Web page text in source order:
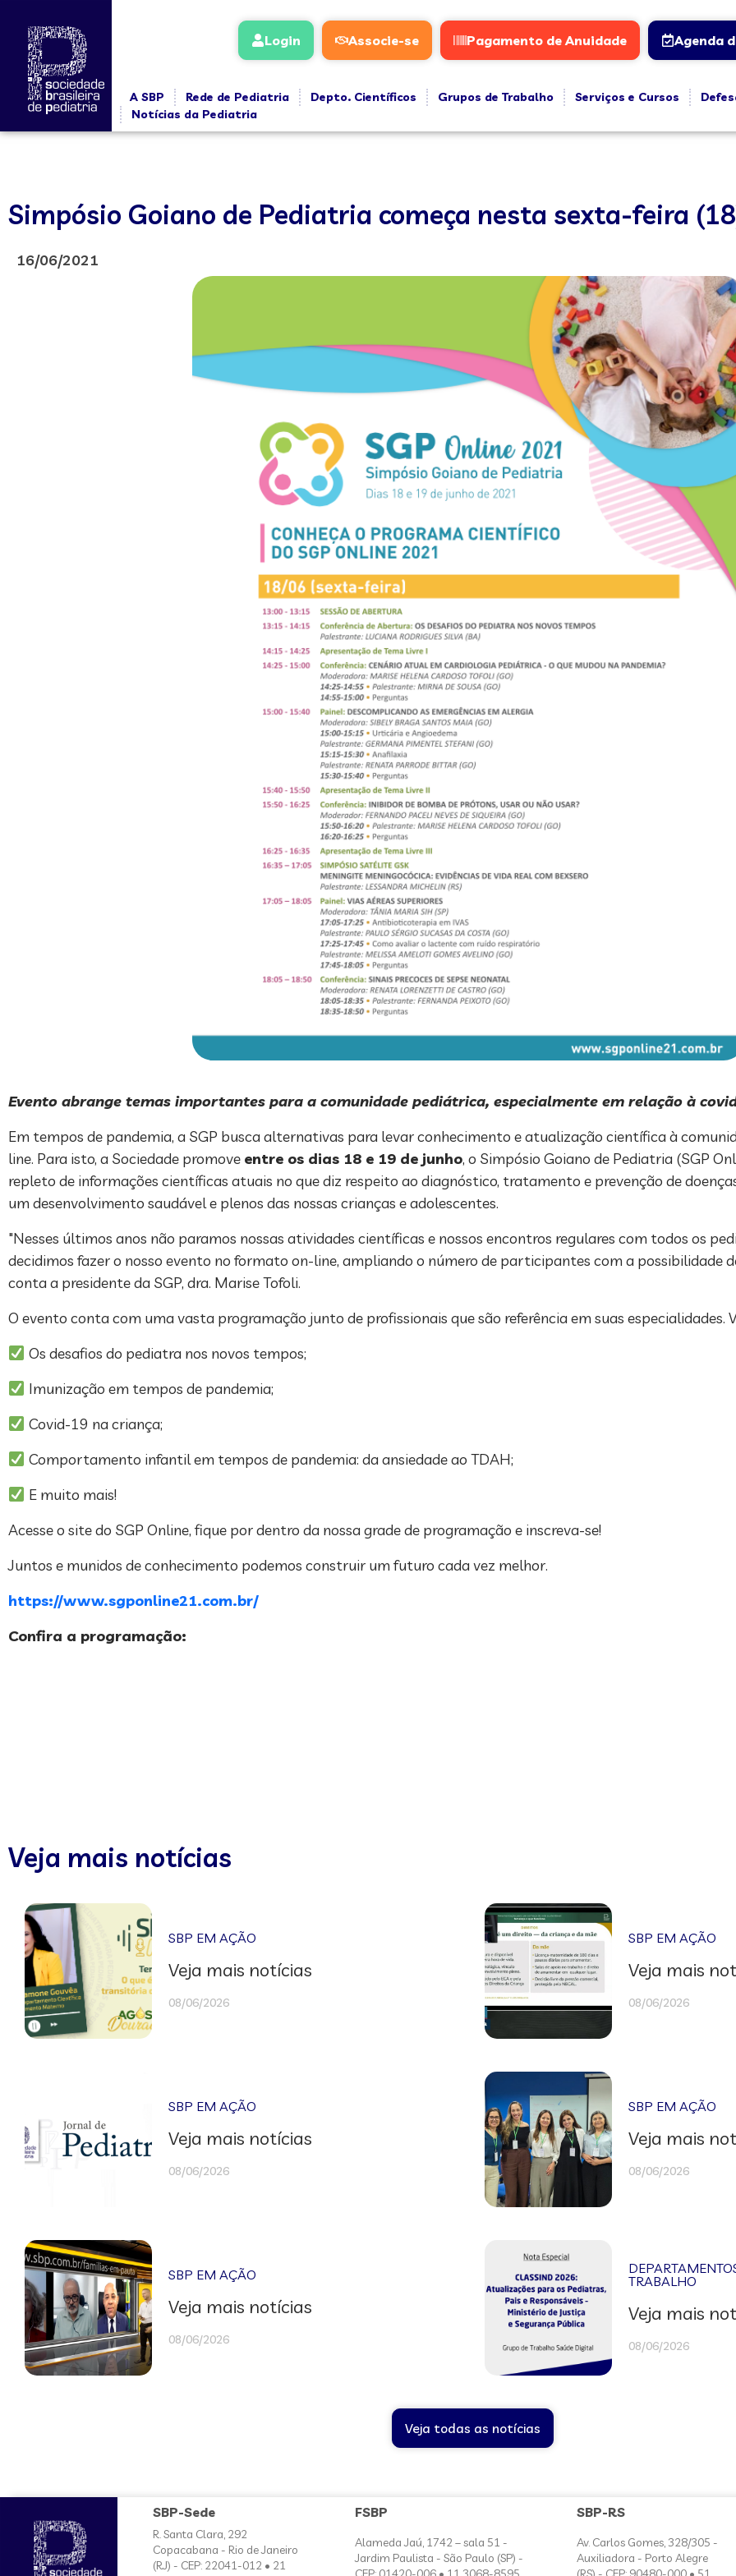
Login Associe-se Pagamento de Anuidade Agenda
A SBP Rede de Pediatria Depto. Científicos Grupos de Trabalho Serviços e Cursos
Notícias da Pediatria
Simpósio Goiano de Pediatria começa nesta sexta-feira
16/06/2021
Evento abrange temas importantes para a comunidade pediátrica, especialmente em relação à
Em tempos de pandemia, a SGP busca alternativas para levar conhecimento e atualização científica à
line. Para isto, a Sociedade promove entre os dias 18 e 19 de junho, o Simpósio Goiano de Pediatria (SGP
repleto de informações científicas atuais no que diz respeito ao diagnóstico, tratamento e prevenção de
um desenvolvimento saudável e plenos das nossas crianças e adolescentes.
"Nesses últimos anos não paramos nossas atividades científicas e nossos encontros regulares com todos os
decidimos fazer o nosso evento no formato on-line, ampliando o número de participantes com a possibilidade
conta a presidente da SGP, dra. Marise Tofoli.
O evento conta com uma vasta programação junto de profissionais que são referência em suas especialidades.
Os desafios do pediatra nos novos tempos;
Imunização em tempos de pandemia;
Covid-19 na criança;
Comportamento infantil em tempos de pandemia: da ansiedade ao TDAH;
E muito mais!
Acesse o site do SGP Online, fique por dentro da nossa grade de programação e inscreva-se!
Juntos e munidos de conhecimento podemos construir um futuro cada vez melhor.
https://www.sgponline21.com.br/
Confira a programação:
Veja mais notícias
SBP EM AÇÃO
Veja mais notícias
08/06/2026
SBP EM AÇÃO
Veja mais
08/06/2026
SBP EM AÇÃO
Veja mais notícias
08/06/2026
SBP EM AÇÃO
Veja mais
08/06/2026
SBP EM AÇÃO
Veja mais notícias
08/06/2026
TRABALHO
Veja mais
08/06/2026
Veja todas as notícias
SBP-Sede
R. Santa Clara, 292
Copacabana - Rio de Janeiro
(RJ) - CEP: 22041-012 • 21
FSBP
Alameda Jaú, 1742 – sala 51 -
Jardim Paulista - São Paulo (SP) -
SBP-RS
Av. Carlos Gomes, 328/305 -
Auxiliadora - Porto Alegre